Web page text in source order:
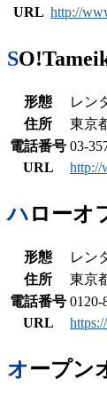
URL http://
形態
レン
住所
東京
電話番号 03-
URL
http://
ハロー
形態
レン
住所
東京
電話番号 0120-
URL
オープ